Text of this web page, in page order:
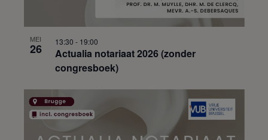
MEI
26
Actualia notariaat 2026 (zonder
congresboek)
13:30 - 19:00